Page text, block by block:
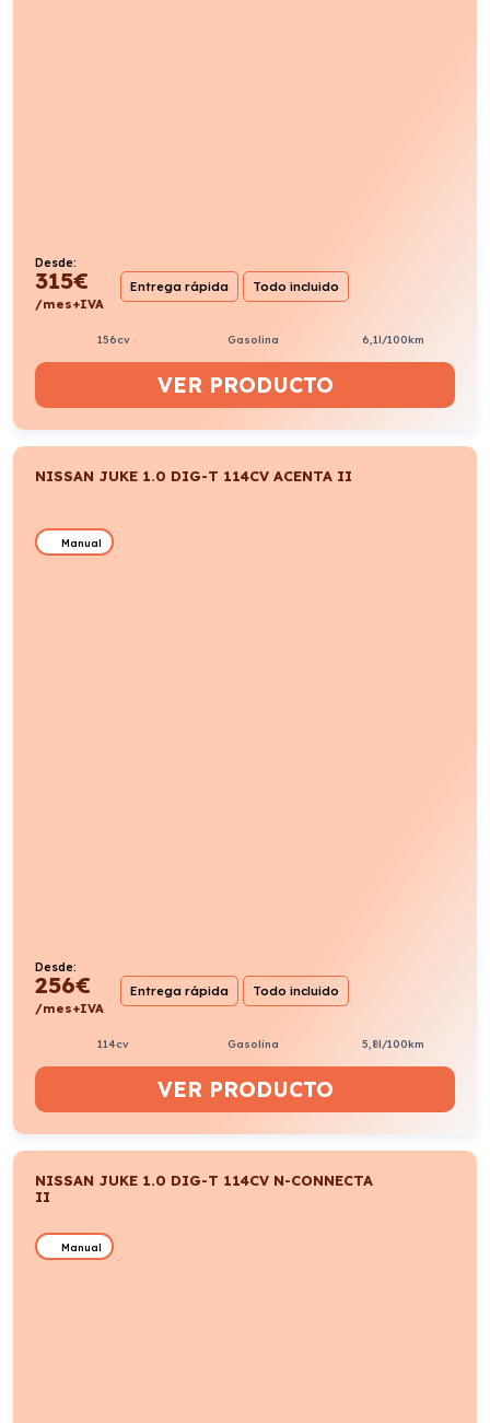
Desde:
315€
/mes+IVA
Entrega rápida Todo incluido
156cv Gasolina 6,1l/100km
VER PRODUCTO
NISSAN JUKE 1.0 DIG-T 114CV ACENTA II
Manual
Desde:
256€
/mes+IVA
Entrega rápida Todo incluido
114cv Gasolina 5,8l/100km
VER PRODUCTO
NISSAN JUKE 1.0 DIG-T 114CV N-CONNECTA
II
Manual